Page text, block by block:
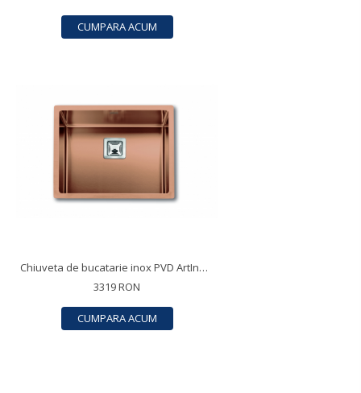
CUMPARA ACUM
Chiuveta de bucatarie inox PVD ArtInox Titanium 50 culoare cupru
3319 RON
CUMPARA ACUM